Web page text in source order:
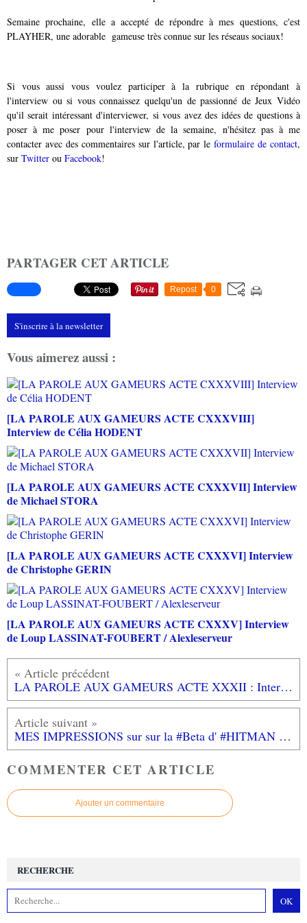
Semaine prochaine, elle a accepté de répondre à mes questions, c'est
PLAYHER, une adorable gameuse très connue sur les réseaus sociaux!
Si vous aussi vous voulez participer à la rubrique en répondant à
l'interview ou si vous connaissez quelqu'un de passionné de Jeux Vidéo
qu'il serait intéressant d'interviewer, si vous avez des idées de questions à
poser à me poser pour l'interview de la semaine, n'hésitez pas à me
contacter avec des commentaires sur l'article, par le formulaire de contact,
sur Twitter ou Facebook!
PARTAGER CET ARTICLE
Repost 0
S'inscrire à la newsletter
Vous aimerez aussi :
[LA PAROLE AUX GAMEURS ACTE CXXXVIII]
Interview de Célia HODENT
[LA PAROLE AUX GAMEURS ACTE CXXXVII] Interview
de Michael STORA
[LA PAROLE AUX GAMEURS ACTE CXXXVI] Interview
de Christophe GERIN
[LA PAROLE AUX GAMEURS ACTE CXXXV] Interview
de Loup LASSINAT-FOUBERT / Alexleserveur
LA PAROLE AUX GAMEURS ACTE XXXII : Interview d' ELO PUCCA
MES IMPRESSIONS sur sur la #Beta d' #HITMAN (sur #PC): sur les mêmes bases
COMMENTER CET ARTICLE
Ajouter un commentaire
RECHERCHE